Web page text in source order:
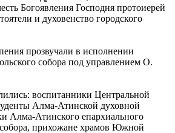
Богоявления Господня протоиерей
и духовенство городского
прозвучали в исполнении
собора под управлением О.
воспитанники Центральной
Алма-Атинской духовной
Алма-Атинского епархиального
прихожане храмов Южной